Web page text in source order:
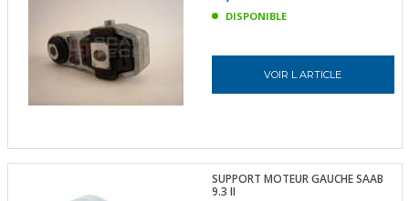
DISPONIBLE
VOIR L ARTICLE
SUPPORT MOTEUR GAUCHE SAAB
9.3 II